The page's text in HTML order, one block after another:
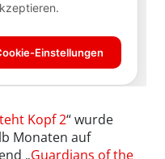
Kopf 2“ wurde
Monaten auf
„Guardians of the